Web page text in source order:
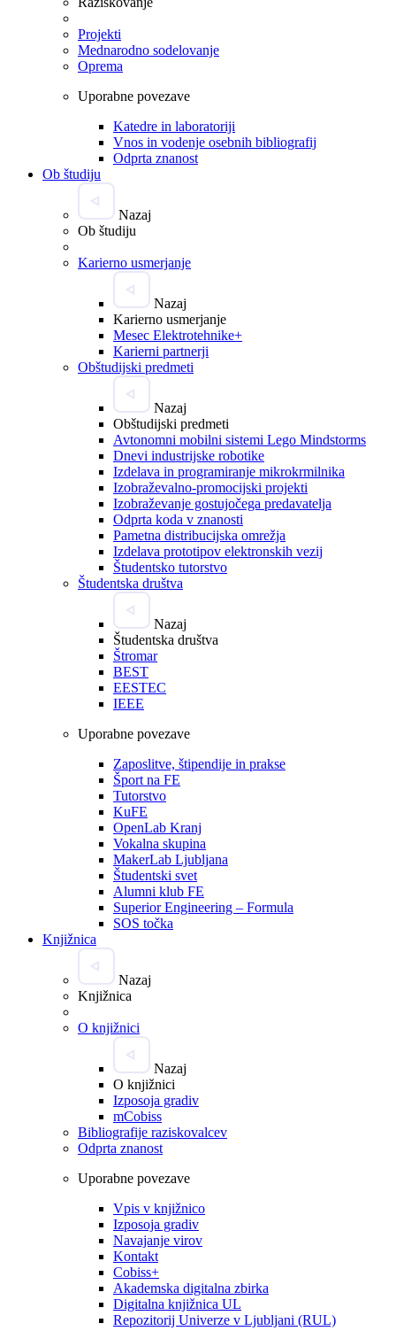
Projekti
Mednarodno sodelovanje
Oprema
Uporabne povezave
Katedre in laboratoriji
Vnos in vodenje osebnih bibliografij
Odprta znanost
Ob študiju
Nazaj
Ob študiju
Karierno usmerjanje
Nazaj
Karierno usmerjanje
Mesec Elektrotehnike+
Karierni partnerji
Obštudijski predmeti
Nazaj
Obštudijski predmeti
Avtonomni mobilni sistemi Lego Mindstorms
Dnevi industrijske robotike
Izdelava in programiranje mikrokrmilnika
Izobraževalno-promocijski projekti
Izobraževanje gostujočega predavatelja
Odprta koda v znanosti
Pametna distribucijska omrežja
Izdelava prototipov elektronskih vezij
Študentsko tutorstvo
Študentska društva
Nazaj
Študentska društva
Štromar
BEST
EESTEC
IEEE
Uporabne povezave
Zaposlitve, štipendije in prakse
Šport na FE
Tutorstvo
KuFE
OpenLab Kranj
Vokalna skupina
MakerLab Ljubljana
Študentski svet
Alumni klub FE
Superior Engineering – Formula
SOS točka
Knjižnica
Nazaj
Knjižnica
O knjižnici
Nazaj
O knjižnici
Izposoja gradiv
mCobiss
Bibliografije raziskovalcev
Odprta znanost
Uporabne povezave
Vpis v knjižnico
Izposoja gradiv
Navajanje virov
Kontakt
Cobiss+
Akademska digitalna zbirka
Digitalna knjižnica UL
Repozitorij Univerze v Ljubljani (RUL)